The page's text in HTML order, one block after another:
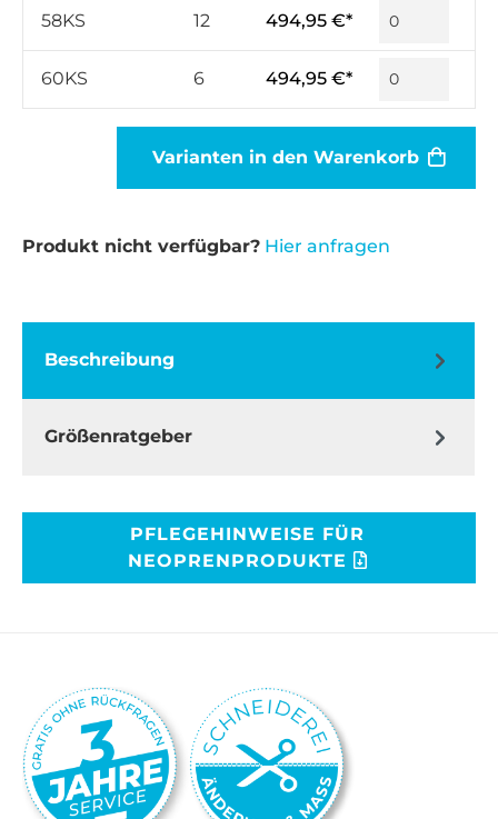
58KS 12 494,95 €*
60KS 6 494,95 €*
Varianten in den Warenkorb
Produkt nicht verfügbar? Hier anfragen
Beschreibung
Größenratgeber
PFLEGEHINWEISE FÜR
NEOPRENPRODUKTE